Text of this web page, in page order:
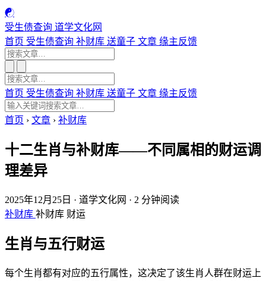
☯
受生债查询 道学文化网
首页 受生债查询 补财库 送童子 文章 缘主反馈
首页 受生债查询 补财库 送童子 文章 缘主反馈
首页 › 文章 › 补财库
十二生肖与补财库——不同属相的财运调
理差异
2025年12月25日 · 道学文化网 · 2 分钟阅读
补财库 补财库 财运
生肖与五行财运
每个生肖都有对应的五行属性，这决定了该生肖人群在财运上